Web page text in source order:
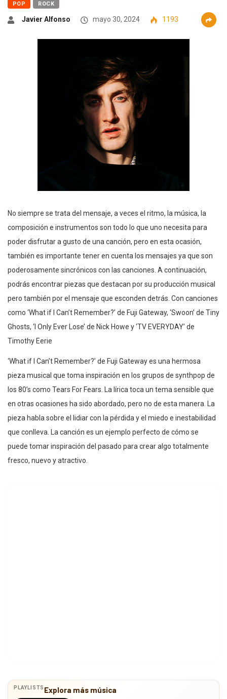
POP ROCK
Javier Alfonso mayo 30, 2024 1193
No siempre se trata del mensaje, a veces el ritmo, la música, la
composición e instrumentos son todo lo que uno necesita para
poder disfrutar a gusto de una canción, pero en esta ocasión,
también es importante tener en cuenta los mensajes ya que son
poderosamente sincrónicos con las canciones. A continuación,
podrás encontrar piezas que destacan por su producción musical
pero también por el mensaje que esconden detrás. Con canciones
como ‘What if I Can’t Remember?’ de Fuji Gateway, ‘Swoon’ de Tiny
Ghosts, ‘I Only Ever Lose’ de Nick Howe y ‘TV EVERYDAY’ de
Timothy Eerie
‘What if I Can’t Remember?’ de Fuji Gateway es una hermosa
pieza musical que toma inspiración en los grupos de synthpop de
los 80’s como Tears For Fears. La lírica toca un tema sensible que
en otras ocasiones ha sido abordado, pero no de esta manera. La
pieza habla sobre el lidiar con la pérdida y el miedo e inestabilidad
que conlleva. La canción es un ejemplo perfecto de cómo se
puede tomar inspiración del pasado para crear algo totalmente
fresco, nuevo y atractivo.
PLAYLISTS Explora más música